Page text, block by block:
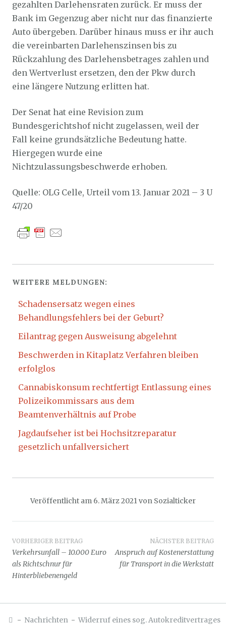
gezahlten Darlehensraten zurück. Er muss der
Bank im Gegenzug aber nicht nur das finanzierte
Auto übergeben. Darüber hinaus muss er ihr auch
die vereinbarten Darlehenszinsen bis zu
Rückzahlung des Darlehensbetrages zahlen und
den Wertverlust ersetzen, den der Pkw durch
eine längere Nutzung erlitten hat.
Der Senat hat eine Revision zum
Bundesgerichtshof nicht zugelassen, weil der
Fall keine grundsätzliche Bedeutung hatte.
Hiergegen wurde eine
Nichtzulassungsbeschwerde erhoben.
Quelle: OLG Celle, Urteil vom 13. Januar 2021 – 3 U
47/20
WEITERE MELDUNGEN:
Schadensersatz wegen eines
Behandlungsfehlers bei der Geburt?
Eilantrag gegen Ausweisung abgelehnt
Beschwerden in Kitaplatz Verfahren bleiben
erfolglos
Cannabiskonsum rechtfertigt Entlassung eines
Polizeikommissars aus dem
Beamtenverhältnis auf Probe
Jagdaufseher ist bei Hochsitzreparatur
gesetzlich unfallversichert
Veröffentlicht am 6. März 2021von Sozialticker
Beitragsnavigation
VORHERIGER BEITRAG
Verkehrsunfall – 10.000 Euro
als Richtschnur für
Hinterbliebenengeld
NÄCHSTER BEITRAG
Anspruch auf Kostenerstattung
für Transport in die Werkstatt
- Nachrichten - Widerruf eines sog. Autokreditvertrages